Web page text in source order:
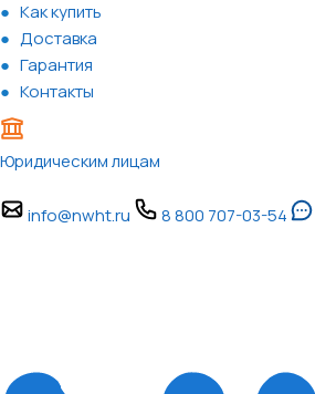
Как купить
Доставка
Гарантия
Контакты
Юридическим лицам
info@nwht.ru 8 800 707-03-54